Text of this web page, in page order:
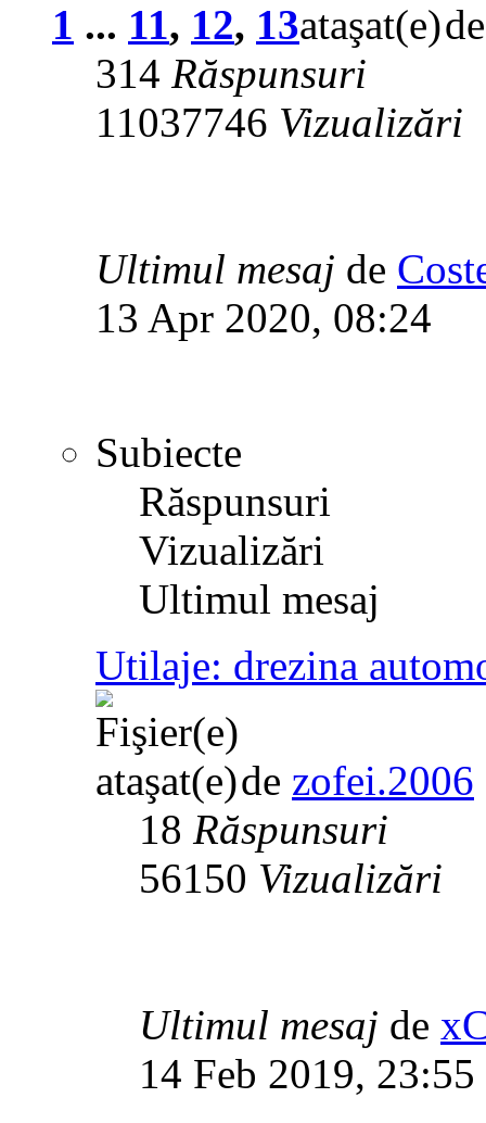
1 ... 11, 12, 13
314 Răspunsuri
11037746 Vizualizări
Ultimul mesaj de
13 Apr 2020, 08:24
Subiecte
Răspunsuri
Vizualizări
Ultimul mesaj
Utilaje: drezina
de zofei.2006
18 Răspunsuri
56150 Vizualizări
Ultimul mesaj de
14 Feb 2019, 23:55